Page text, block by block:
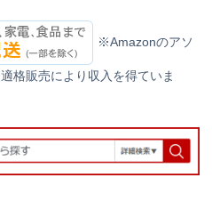
※Amazonのアソ
格販売により収入を得ていま